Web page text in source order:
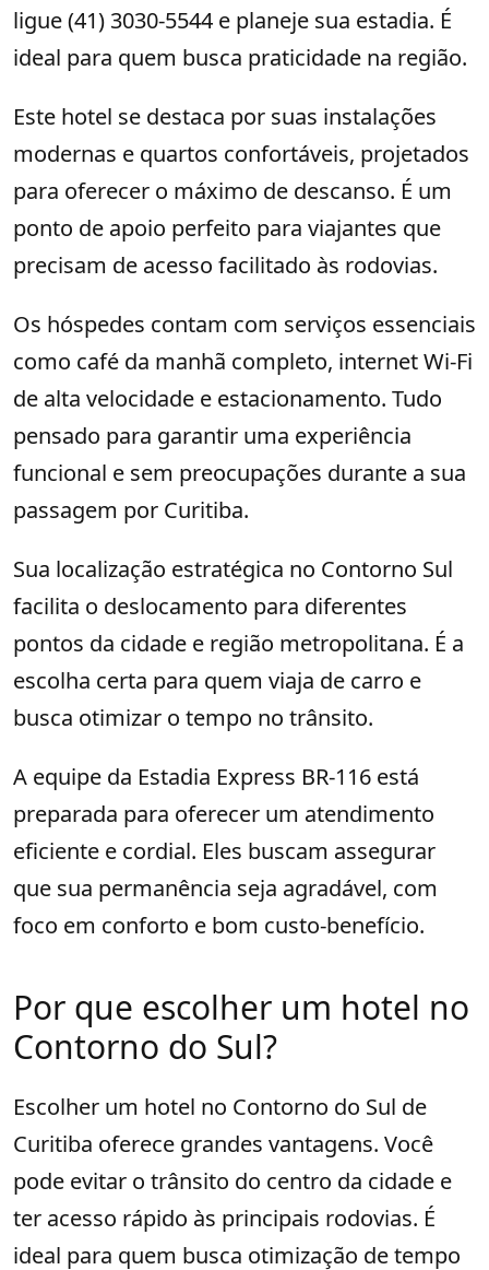
ligue (41) 3030-5544 e planeje sua estadia. É
ideal para quem busca praticidade na região.
Este hotel se destaca por suas instalações
modernas e quartos confortáveis, projetados
para oferecer o máximo de descanso. É um
ponto de apoio perfeito para viajantes que
precisam de acesso facilitado às rodovias.
Os hóspedes contam com serviços essenciais
como café da manhã completo, internet Wi-Fi
de alta velocidade e estacionamento. Tudo
pensado para garantir uma experiência
funcional e sem preocupações durante a sua
passagem por Curitiba.
Sua localização estratégica no Contorno Sul
facilita o deslocamento para diferentes
pontos da cidade e região metropolitana. É a
escolha certa para quem viaja de carro e
busca otimizar o tempo no trânsito.
A equipe da Estadia Express BR-116 está
preparada para oferecer um atendimento
eficiente e cordial. Eles buscam assegurar
que sua permanência seja agradável, com
foco em conforto e bom custo-benefício.
Por que escolher um hotel no
Contorno do Sul?
Escolher um hotel no Contorno do Sul de
Curitiba oferece grandes vantagens. Você
pode evitar o trânsito do centro da cidade e
ter acesso rápido às principais rodovias. É
ideal para quem busca otimização de tempo